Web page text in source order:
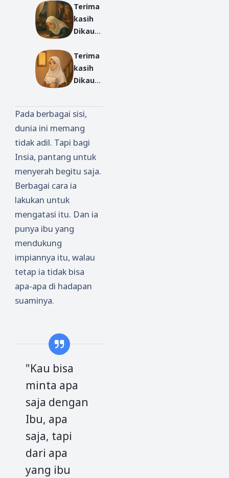
Ditemb
ak
Israel
omedov
yang
Mencuri
an
Publik
Terima
kasih
Dikau
Cerpen
Ummu
Karrom
Part
Akhir
Terima
kasih
Dikau
Cerpen
Ummu
Karrom
ah -
Part 3
Pada berbagai sisi,
dunia ini memang
tidak adil. Tapi bagi
Insia, pantang untuk
menyerah begitu saja.
Berbagai cara ia
lakukan untuk
mengatasi itu. Dan ia
punya ibu yang
mendukung
impiannya itu, walau
tetap ia tidak bisa
apa-apa di hadapan
suaminya.
"Kau bisa
minta apa
saja dengan
Ibu, apa
saja, tapi
dari apa
yang ibu